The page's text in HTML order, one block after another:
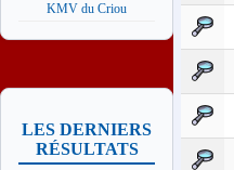
KMV du Criou
LES DERNIERS
RÉSULTATS